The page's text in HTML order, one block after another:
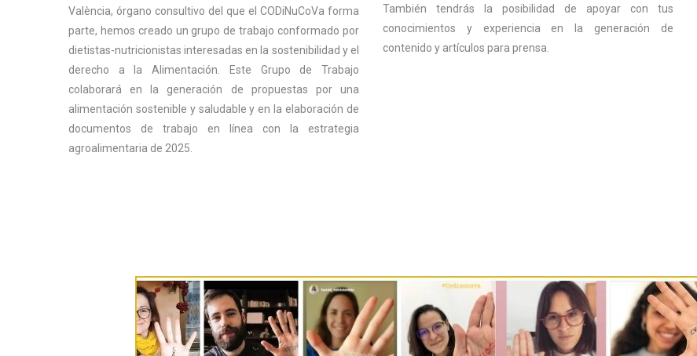
València, órgano consultivo del que el CODiNuCoVa forma
parte, hemos creado un grupo de trabajo conformado por
dietistas-nutricionistas interesadas en la sostenibilidad y el
derecho a la Alimentación. Este Grupo de Trabajo
colaborará en la generación de propuestas por una
alimentación sostenible y saludable y en la elaboración de
documentos de trabajo en línea con la estrategia
agroalimentaria de 2025.
También tendrás la posibilidad de apoyar con tus
conocimientos y experiencia en la generación de
contenido y artículos para prensa.